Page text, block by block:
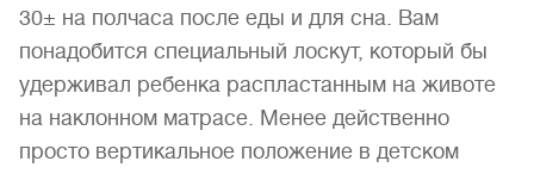
30± на полчаса после еды и для сна. Вам
понадобится специальный лоскут, который бы
удерживал ребенка распластанным на животе
на наклонном матрасе. Менее действенно
просто вертикальное положение в детском